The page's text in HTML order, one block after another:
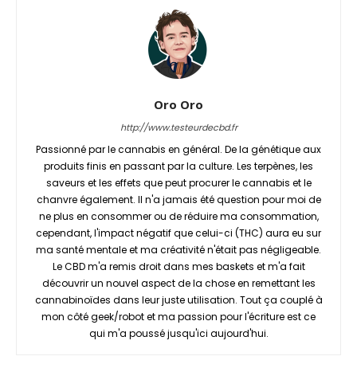
Oro Oro
http://www.testeurdecbd.fr
Passionné par le cannabis en général. De la génétique aux
produits finis en passant par la culture. Les terpènes, les
saveurs et les effets que peut procurer le cannabis et le
chanvre également. Il n'a jamais été question pour moi de
ne plus en consommer ou de réduire ma consommation,
cependant, l'impact négatif que celui-ci (THC) aura eu sur
ma santé mentale et ma créativité n'était pas négligeable.
Le CBD m'a remis droit dans mes baskets et m'a fait
découvrir un nouvel aspect de la chose en remettant les
cannabinoïdes dans leur juste utilisation. Tout ça couplé à
mon côté geek/robot et ma passion pour l'écriture est ce
qui m'a poussé jusqu'ici aujourd'hui.